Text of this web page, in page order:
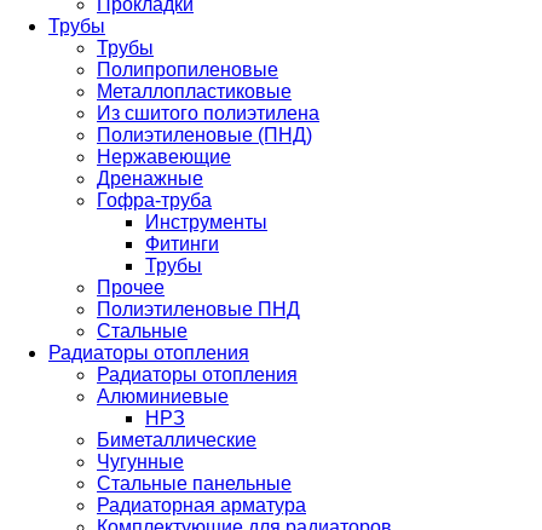
Прокладки
Трубы
Трубы
Полипропиленовые
Металлопластиковые
Из сшитого полиэтилена
Полиэтиленовые (ПНД)
Нержавеющие
Дренажные
Гофра-труба
Инструменты
Фитинги
Трубы
Прочее
Полиэтиленовые ПНД
Стальные
Радиаторы отопления
Радиаторы отопления
Алюминиевые
НРЗ
Биметаллические
Чугунные
Стальные панельные
Радиаторная арматура